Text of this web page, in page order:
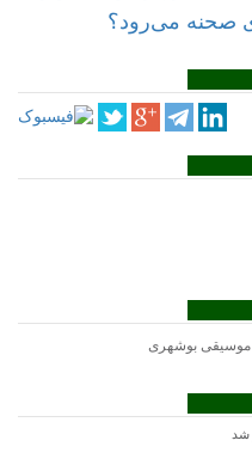
صحنه می‌رود؟
موسیقی بوشهری
شد